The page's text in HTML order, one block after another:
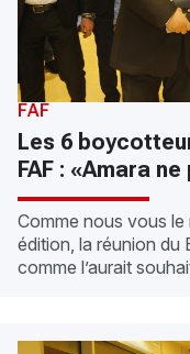
FAF
Les 6
FAF : «Amara
Comme nous vous
édition, la réunion du
comme l’aurait